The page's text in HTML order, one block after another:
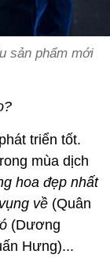
sản phẩm mới
triển tốt.
mùa dịch
hoa đẹp nhất
về (Quân
(Dương
Hưng)...